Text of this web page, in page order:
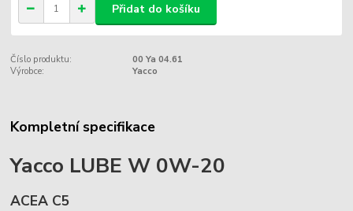
Přidat do košíku
Číslo produktu:
00 Ya 04.61
Výrobce:
Yacco
Kompletní specifikace
Yacco LUBE W 0W-20
ACEA C5